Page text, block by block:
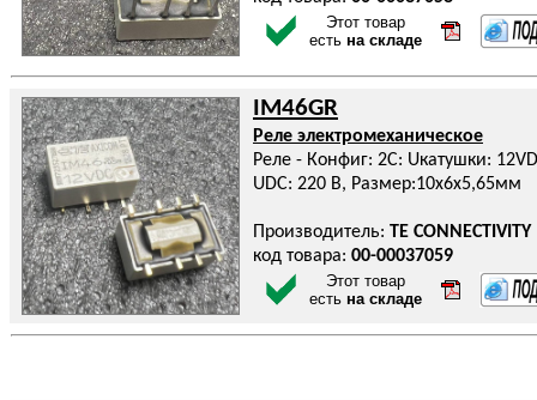
Этот товар
есть на складе
IM46GR
Реле электромеханическое
Реле - Конфиг: 2C: Uкатушки:
UDC: 220 В, Размер:10x6x5,65мм
Производитель: TE CONNECTIVITY
код товара: 00-00037059
Этот товар
есть на складе